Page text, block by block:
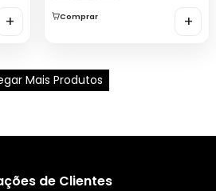
+ Comprar +
Mais Produtos
de Clientes